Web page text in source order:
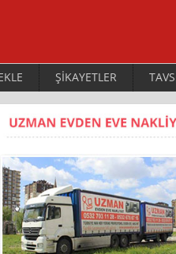
ŞİKAYETLER